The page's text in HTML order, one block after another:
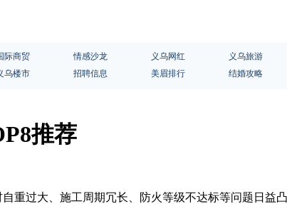
际商贸 情感沙龙 义乌网红 义乌旅游
乌楼市 招聘信息 美眉排行 结婚攻略
推荐
重过大、施工周期冗长、防火等级不达标等问题日益